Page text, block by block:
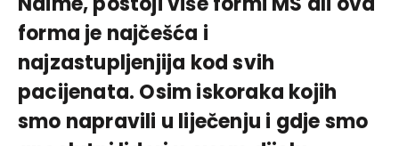
forma je najčešća i
najzastupljenjija kod svih
pacijenata. Osim iskoraka kojih
smo napravili u liječenju i gdje smo